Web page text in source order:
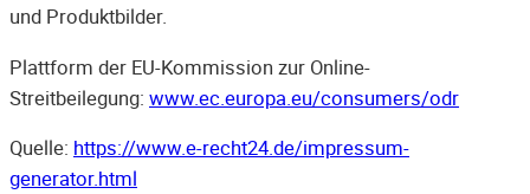
und Produktbilder.
Plattform der EU-Kommission zur Online-
Streitbeilegung: www.ec.europa.eu/consumers/odr
Quelle: https://www.e-recht24.de/impressum-
generator.html